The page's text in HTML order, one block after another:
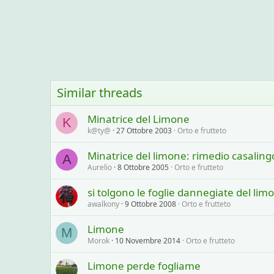
Similar threads
K Minatrice del Limone
k@ty@ 27 Ottobre 2003 Orto e frutteto
A Minatrice del limone: rimedio
Aurelio 8 Ottobre 2005 Orto e frutteto
si tolgono le foglie dannegiate del
awalkony 9 Ottobre 2008 Orto e frutteto
M Limone
Morok 10 Novembre 2014 Orto e frutteto
Limone perde fogliame